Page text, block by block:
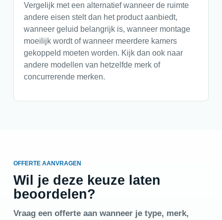
Vergelijk met een alternatief wanneer de ruimte
andere eisen stelt dan het product aanbiedt,
wanneer geluid belangrijk is, wanneer montage
moeilijk wordt of wanneer meerdere kamers
gekoppeld moeten worden. Kijk dan ook naar
andere modellen van hetzelfde merk of
concurrerende merken.
OFFERTE AANVRAGEN
Wil je deze keuze laten
beoordelen?
Vraag een offerte aan wanneer je type, merk,